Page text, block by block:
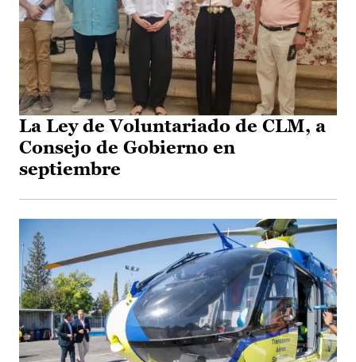
La Ley de Voluntariado de CLM, a
Consejo de Gobierno en
septiembre